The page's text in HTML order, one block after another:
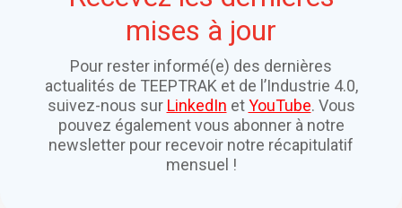
mises à jour
Pour rester informé(e) des dernières
actualités de TEEPTRAK et de l’Industrie 4.0,
suivez-nous sur LinkedIn etYouTube. Vous
pouvez également vous abonner à notre
newsletter pour recevoir notre récapitulatif
mensuel !